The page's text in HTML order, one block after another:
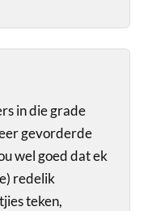
in die grade
gevorderde
wel goed dat ek
redelik
teken,